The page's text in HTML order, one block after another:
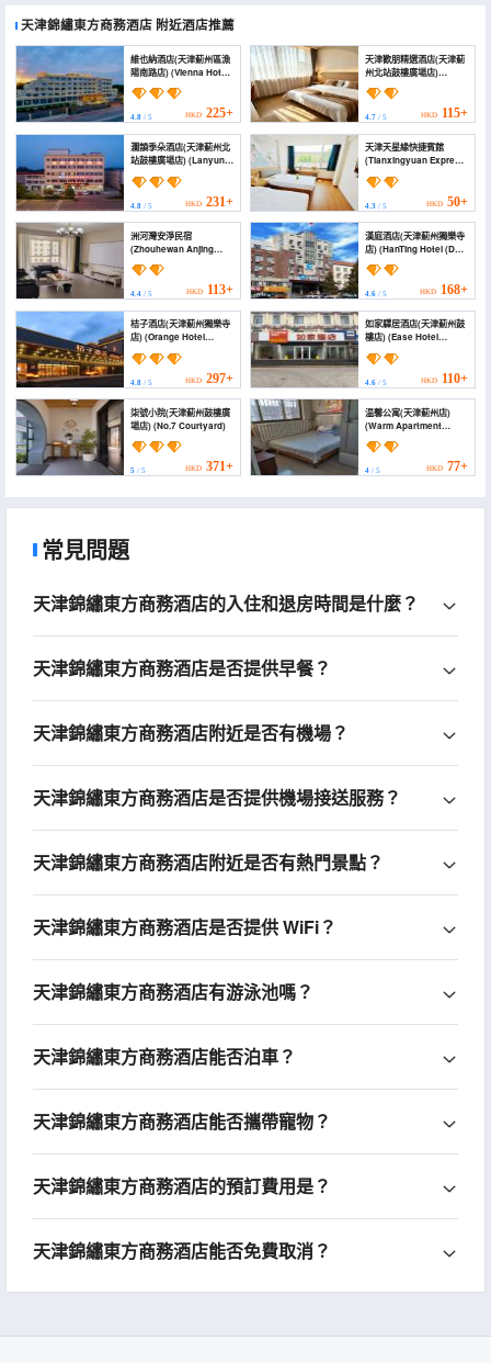
天津錦繡東方商務酒店 附近酒店推薦
維也納酒店(天津薊州區漁
陽南路店) (Vienna Hotel
(Jizhou District, Tianjin
Yuyang South Road))
4.8 / 5 HKD 225+
天津歡朋精選酒店(天津薊
州北站鼓樓廣場店)
(Tianjin Huanpeng
Collection Hotel (Tianjin
Jizhou North Station
Drum Tower Square))
4.7/ 5 HKD 115+
瀾韻季朵酒店(天津薊州北
站鼓樓廣場店) (Lanyun
jiduo Hotel)
4.8 / 5 HKD 231+
天津天星緣快捷賓館
(Tianxingyuan Express
Hotel Tianjin)
4.3/ 5 HKD 50+
洲河灣安淨民宿
(Zhouhewan Anjing
Homestay)
4.4 / 5 HKD 113+
漢庭酒店(天津薊州獨樂寺
店) (HanTing Hotel (Dule
Temple, Jizhou, Tianjin))
4.6/ 5 HKD 168+
桔子酒店(天津薊州獨樂寺
店) (Orange Hotel
(Tianjin Jizhou Dule
Temple))
4.8 / 5 HKD 297+
如家驛居酒店(天津薊州鼓
樓店) (Ease Hotel
(Tianjin Jizhou Drum
Tower))
4.6/ 5 HKD 110+
柒號小院(天津薊州鼓樓廣
場店) (No.7 Courtyard)
5 / 5 HKD 371+
温馨公寓(天津薊州店)
(Warm Apartment
(Tianjin Jizhou))
4/ 5 HKD 77+
常見問題
天津錦繡東方商務酒店的入住和退房時間是什麼？
天津錦繡東方商務酒店是否提供早餐？
天津錦繡東方商務酒店附近是否有機場？
天津錦繡東方商務酒店是否提供機場接送服務？
天津錦繡東方商務酒店附近是否有熱門景點？
天津錦繡東方商務酒店是否提供 WiFi？
天津錦繡東方商務酒店有游泳池嗎？
天津錦繡東方商務酒店能否泊車？
天津錦繡東方商務酒店能否攜帶寵物？
天津錦繡東方商務酒店的預訂費用是？
天津錦繡東方商務酒店能否免費取消？